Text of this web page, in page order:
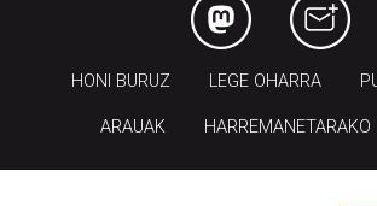
HONI BURUZ LEGE OHARRA
ARAUAK HARREMANETARAKO